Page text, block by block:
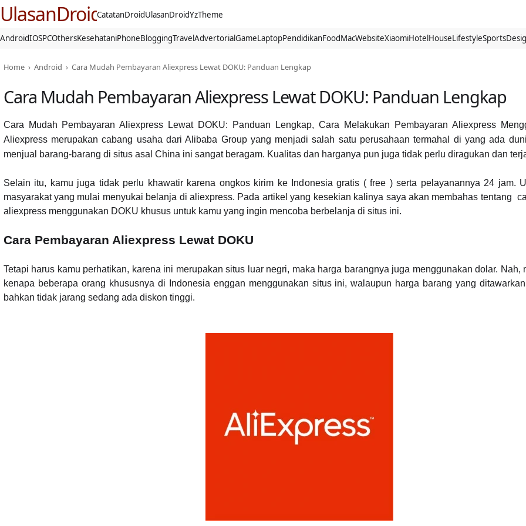
UlasanDroidCatatanDroidUlasanDroidYzTheme
AndroidIOSPCOthersKesehataniPhoneBloggingTravelAdvertorialGameLaptopPendidikanFoodMacWebsiteXiaomiHotelHouseLifestyleSports
Home › Android › Cara Mudah Pembayaran Aliexpress Lewat DOKU: Panduan Lengkap
Cara Mudah Pembayaran Aliexpress Lewat DOKU: Panduan Lengkap
Cara Mudah Pembayaran Aliexpress Lewat DOKU: Panduan Lengkap, Cara Melakukan Pembayaran Aliexpress
Aliexpress merupakan cabang usaha dari Alibaba Group yang menjadi salah satu perusahaan termahal di yang ada
menjual barang-barang di situs asal China ini sangat beragam. Kualitas dan harganya pun juga tidak perlu diragukan dan
Selain itu, kamu juga tidak perlu khawatir karena ongkos kirim ke Indonesia gratis ( free ) serta pelayanannya 24 jam.
masyarakat yang mulai menyukai belanja di aliexpress. Pada artikel yang kesekian kalinya saya akan membahas tentang
aliexpress menggunakan DOKU khusus untuk kamu yang ingin mencoba berbelanja di situs ini.
Cara Pembayaran Aliexpress Lewat DOKU
Tetapi harus kamu perhatikan, karena ini merupakan situs luar negri, maka harga barangnya juga menggunakan dolar. Nah,
kenapa beberapa orang khususnya di Indonesia enggan menggunakan situs ini, walaupun harga barang yang
bahkan tidak jarang sedang ada diskon tinggi.